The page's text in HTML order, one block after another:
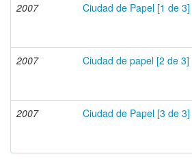
2007 Ciudad de Papel [1 de 3]
2007
Ciudad de papel [2 de 3]
2007
Ciudad de Papel [3 de 3]